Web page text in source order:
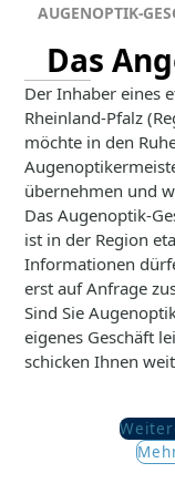
AUGENOPTIK-
Das
Der Inhaber eines
Rheinland-Pfalz
möchte in den
übernehmen und
Das Augenoptik-
ist in der Region
Informationen
erst auf Anfrage
Sind Sie
eigenes Geschäft
schicken Ihnen